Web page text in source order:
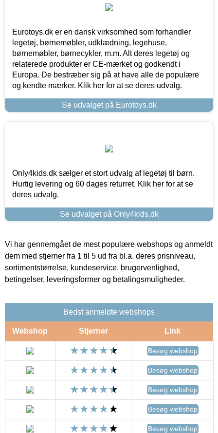
Eurotoys.dk er en dansk virksomhed som forhandler
legetøj, børnemøbler, udklædning, legehuse,
børnemøbler, børnecykler, m.m. Alt deres legetøj og
relaterede produkter er CE-mærket og godkendt i
Europa. De bestræber sig på at have alle de populære
og kendte mærker. Klik her for at se deres udvalg.
Se udvalget på Eurotoys.dk
Only4kids.dk sælger et stort udvalg af legetøj til børn.
Hurtig levering og 60 dages returret. Klik her for at se
deres udvalg.
Se udvalget på Only4kids.dk
Vi har gennemgået de mest populære webshops og anmeldt
dem med stjerner fra 1 til 5 ud fra bl.a. deres prisniveau,
sortimentstørrelse, kundeservice, brugervenlighed,
betingelser, leveringsformer og betalingsmuligheder.
Bedst anmeldte webshops
Webshop Stjerner Link
Besøg webshop
Besøg webshop
Besøg webshop
Besøg webshop
Besøg webshop